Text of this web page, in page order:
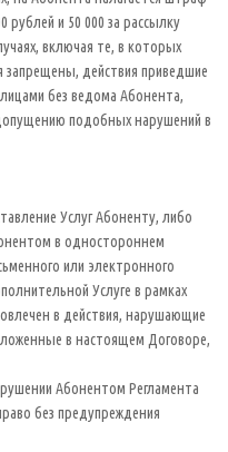
и 50 000 за рассылку
включая те, в которых
действия приведшие
без ведома Абонента,
подобных нарушений в
Услуг Абоненту, либо
в одностороннем
или электронного
Услуге в рамках
в действия, нарушающие
в настоящем Договоре,
Абонентом Регламента
без предупреждения